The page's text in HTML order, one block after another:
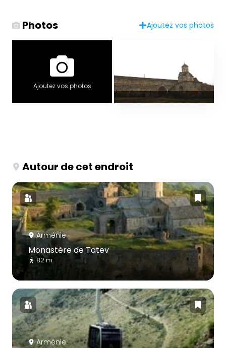
Photos Ajoutez vos photos
Ajoutez vos photos
Autour de cet endroit
Arménie
Monastère de Tatev
82 m
Arménie